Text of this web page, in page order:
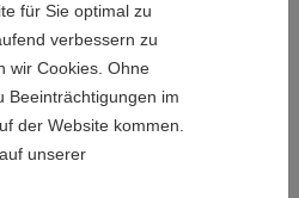
für Sie optimal zu
verbessern zu
wir Cookies. Ohne
Beeinträchtigungen im
der Website kommen.
unserer
sächsischen
hochwertige
In die
MitarbeiterInnen, in
Infrastruktur des
Packwell